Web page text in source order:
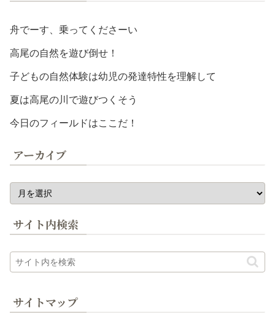
舟でーす、乗ってくださーい
高尾の自然を遊び倒せ！
子どもの自然体験は幼児の発達特性を理解して
夏は高尾の川で遊びつくそう
今日のフィールドはここだ！
アーカイブ
サイト内検索
サイトマップ